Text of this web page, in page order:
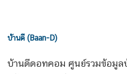
บ้านดี (Baan-D)
บ้านดีดอทคอม ศูนย์รวมข้อมูล